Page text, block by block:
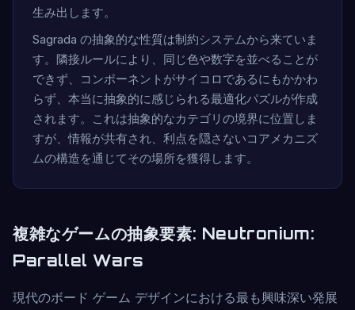
生み出します。
Sagrada の抽象的な性質は制約システムから来ていま
す。隣接ルールにより、同じ色や数字を並べることが
できず、コンポーネントがサイコロであるにもかかわ
らず、本当に抽象的に感じられる最適化パズルが作成
されます。これは抽象的なカテゴリの境界に位置しま
すが、情報が共有され、利点を隠さないコアメカニズ
ムの構造を通じてその場所を獲得します。
複雑なゲームの抽象要素: Neutronium:
Parallel Wars
現代のボード ゲーム デザインにおける最も興味深い発展